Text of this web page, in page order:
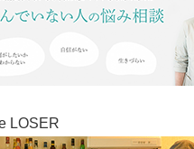
LOSER